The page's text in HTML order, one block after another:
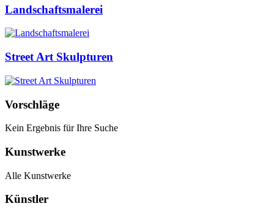
Landschaftsmalerei
Street Art Skulpturen
Vorschläge
Kein Ergebnis für Ihre Suche
Kunstwerke
Alle Kunstwerke
Künstler